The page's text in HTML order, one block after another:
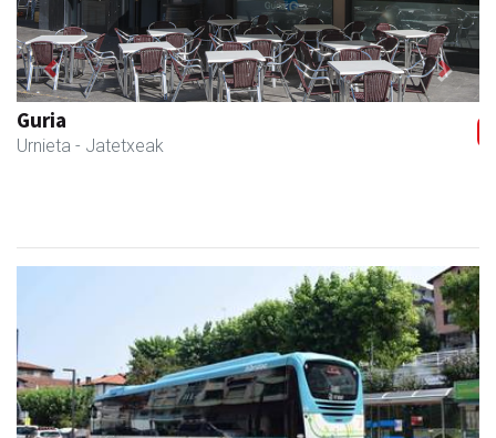
Guria
Urnieta - Jatetxeak
Previous Next